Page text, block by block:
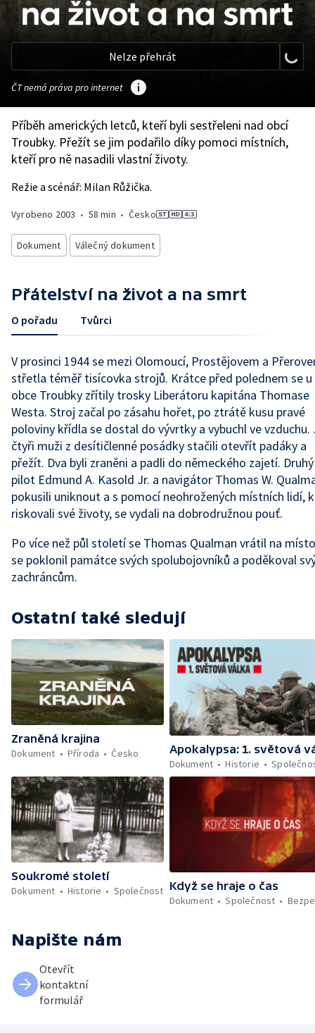
Nelze přehrát
ČT nemá práva pro internet
Příběh amerických letců, kteří byli sestřeleni nad obcí
Troubky. Přežít se jim podařilo díky pomoci místních,
kteří pro ně nasadili vlastní životy.
Režie a scénář: Milan Růžička.
Vyrobeno 2003 • 58 min • Česko
Dokument Válečný dokument
Přátelství na život a na smrt
O pořadu Tvůrci
V prosinci 1944 se mezi Olomoucí, Prostějovem a
střetla téměř tisícovka strojů. Krátce před polednem se u
obce Troubky zřítily trosky Liberátoru kapitána Thomase
Westa. Stroj začal po zásahu hořet, po ztrátě kusu pravé
poloviny křídla se dostal do vývrtky a vybuchl ve vzduchu.
čtyři muži z desítičlenné posádky stačili otevřít padáky a
přežít. Dva byli zraněni a padli do německého zajetí. Druhý
pilot Edmund A. Kasold Jr. a navigátor Thomas W.
pokusili uniknout a s pomocí neohrožených místních lidí,
riskovali své životy, se vydali na dobrodružnou pouť.
Po více než půl století se Thomas Qualman vrátil na
se poklonil památce svých spolubojovníků a poděkoval
zachráncům.
Ostatní také sledují
Zraněná krajina
Dokument
Příroda Česko
Apokalypsa: 1. světová
Dokument
Historie
Soukromé století
Dokument
Historie Společnost Když se hraje o čas
Dokument
Společnost
Napište nám
Otevřít
kontaktní
formulář